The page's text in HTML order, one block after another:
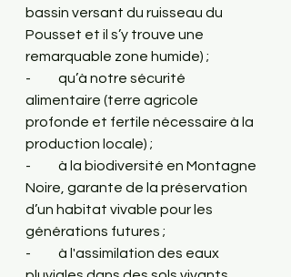
bassin versant du ruisseau du
Pousset et il s’y trouve une
remarquable zone humide) ;
-          qu’à notre sécurité
alimentaire (terre agricole
profonde et fertile nécessaire à la
production locale) ;
-          à la biodiversité en Montagne
Noire, garante de la préservation
d’un habitat vivable pour les
générations futures ;
-          à l'assimilation des eaux